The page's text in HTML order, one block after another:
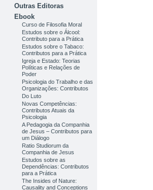
Outras Editoras
Ebook
Curso de Filosofia Moral
Estudos sobre o Álcool:
Contributo para a Prática
Estudos sobre o Tabaco:
Contributos para a Prática
Igreja e Estado: Teorias
Políticas e Relações de
Poder
Psicologia do Trabalho e das
Organizações: Contributos
Do Luto
Novas Competências:
Contributos Atuais da
Psicologia
A Pedagogia da Companhia
de Jesus – Contributos para
um Diálogo
Ratio Studiorum da
Companhia de Jesus
Estudos sobre as
Dependências: Contributos
para a Prática
The Insides of Nature:
Causality and Conceptions